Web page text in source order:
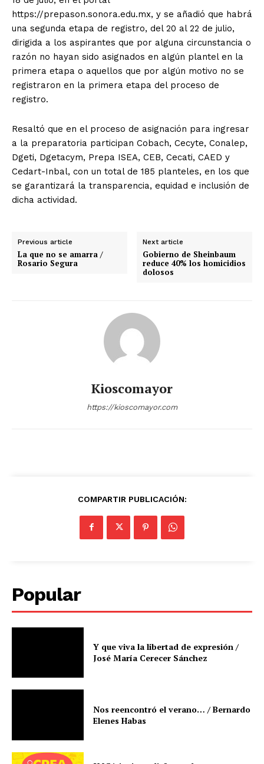
https://prepason.sonora.edu.mx, y se añadió que habrá
una segunda etapa de registro, del 20 al 22 de julio,
dirigida a los aspirantes que por alguna circunstancia o
razón no hayan sido asignados en algún plantel en la
primera etapa o aquellos que por algún motivo no se
registraron en la primera etapa del proceso de
registro.
Resaltó que en el proceso de asignación para ingresar
a la preparatoria participan Cobach, Cecyte, Conalep,
Dgeti, Dgetacym, Prepa ISEA, CEB, Cecati, CAED y
Cedart-Inbal, con un total de 185 planteles, en los que
se garantizará la transparencia, equidad e inclusión de
dicha actividad.
Previous article
La que no se amarra /
Rosario Segura
Next article
Gobierno de Sheinbaum
reduce 40% los homicidios
dolosos
Kioscomayor
https://kioscomayor.com
COMPARTIR PUBLICACIÓN:
Popular
Y que viva la libertad de expresión /
José María Cerecer Sánchez
Nos reencontró el verano… / Bernardo
Elenes Habas